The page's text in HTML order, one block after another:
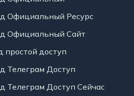
Официальный Ресурс
Официальный Сайт
простой доступ
Телеграм Доступ
Телеграм Доступ Сейчас